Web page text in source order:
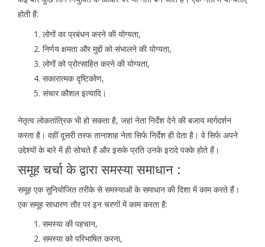
होती हैं:
लोगों का प्रबंधन करने की योग्यता,
निर्णय क्षमता और मुद्दों को संभालने की योग्यता,
लोगों को प्रोत्साहित करने की योग्यता,
सकारात्मक दृष्टिकोण,
संचार कौशल इत्यादि।
नेतृत्व लोकतांत्रिक भी हो सकता है, जहां नेता निर्देश देने की बजाय मार्गदर्शन
करता है। वहीं दूसरी तरफ तानाशाह नेता सिर्फ निर्देश ही देता है। वे सिर्फ अपने
उद्देश्यों के बारे में ही सोचते हैं और इसके प्रति उनके इरादे पक्के होते हैं।
समूह चर्चा के द्वारा समस्या समाधान :
समूह एक सुनियोजित तरीके से समस्याओं के समाधान की दिशा में काम करते हैं।
एक समूह साधारण तौर पर इन चरणों में काम करता है:
समस्या की पहचान,
समस्या को परिभाषित करना,